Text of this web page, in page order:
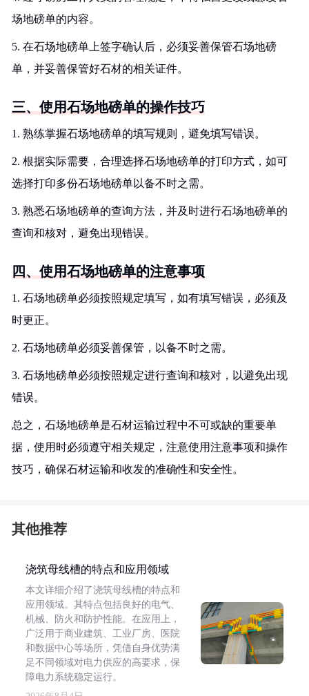
场地磅单的内容。
5. 在石场地磅单上签字确认后，必须妥善保管石场地磅
单，并妥善保管好石材的相关证件。
三、使用石场地磅单的操作技巧
1. 熟练掌握石场地磅单的填写规则，避免填写错误。
2. 根据实际需要，合理选择石场地磅单的打印方式，如可
选择打印多份石场地磅单以备不时之需。
3. 熟悉石场地磅单的查询方法，并及时进行石场地磅单的
查询和核对，避免出现错误。
四、使用石场地磅单的注意事项
1. 石场地磅单必须按照规定填写，如有填写错误，必须及
时更正。
2. 石场地磅单必须妥善保管，以备不时之需。
3. 石场地磅单必须按照规定进行查询和核对，以避免出现
错误。
总之，石场地磅单是石材运输过程中不可或缺的重要单
据，使用时必须遵守相关规定，注意使用注意事项和操作
技巧，确保石材运输和收发的准确性和安全性。
其他推荐
浇筑母线槽的特点和应用领域
本文详细介绍了浇筑母线槽的特点和
应用领域。其特点包括良好的电气、
机械、防火和防护性能。在应用上，
广泛用于商业建筑、工业厂房、医院
和数据中心等场所，凭借自身优势满
足不同领域对电力供应的高要求，保
障电力系统稳定运行。